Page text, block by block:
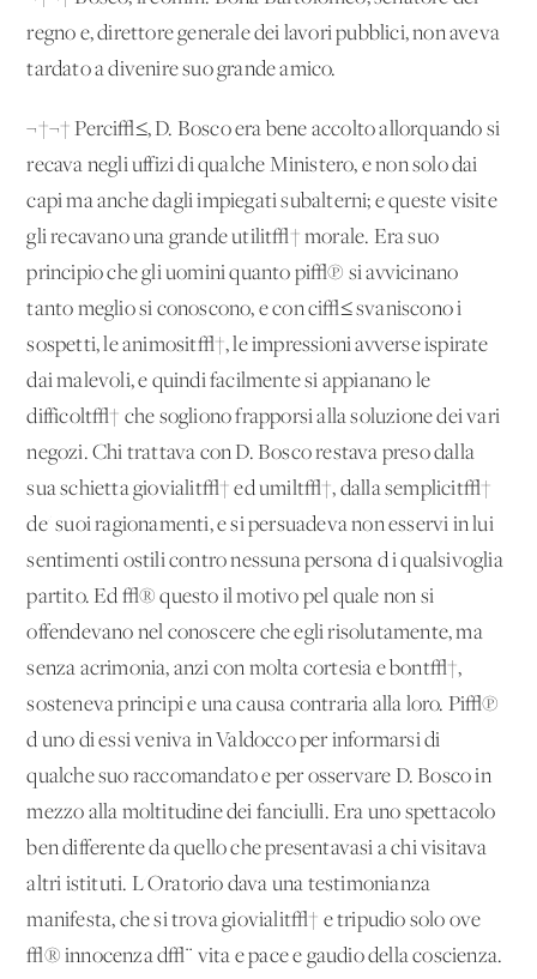
regno e, direttore generale dei lavori pubblici, non aveva
tardato a divenire suo grande amico.
¬†¬† Perci√≤, D. Bosco era bene accolto allorquando si
recava negli uffizi di qualche Ministero, e non solo dai
capi ma anche dagli impiegati subalterni; e queste visite
gli recavano una grande utilit√† morale. Era suo
principio che gli uomini quanto pi√π si avvicinano
tanto meglio si conoscono, e con ci√≤ svaniscono i
sospetti, le animosit√†, le impressioni avverse ispirate
dai malevoli, e quindi facilmente si appianano le
difficolt√† che sogliono frapporsi alla soluzione dei vari
negozi. Chi trattava con D. Bosco restava preso dalla
sua schietta giovialit√† ed umilt√†, dalla semplicit√†
de' suoi ragionamenti, e si persuadeva non esservi in lui
sentimenti ostili contro nessuna persona d i qualsivoglia
partito. Ed √® questo il motivo pel quale non si
offendevano nel conoscere che egli risolutamente, ma
senza acrimonia, anzi con molta cortesia e bont√†,
sosteneva principi e una causa contraria alla loro. Pi√π
d'uno di essi veniva in Valdocco per informarsi di
qualche suo raccomandato e per osservare D. Bosco in
mezzo alla moltitudine dei fanciulli. Era uno spettacolo
ben differente da quello che presentavasi a chi visitava
altri istituti. L'Oratorio dava una testimonianza
manifesta, che si trova giovialit√† e tripudio solo ove
√® innocenza d√¨ vita e pace e gaudio della coscienza.